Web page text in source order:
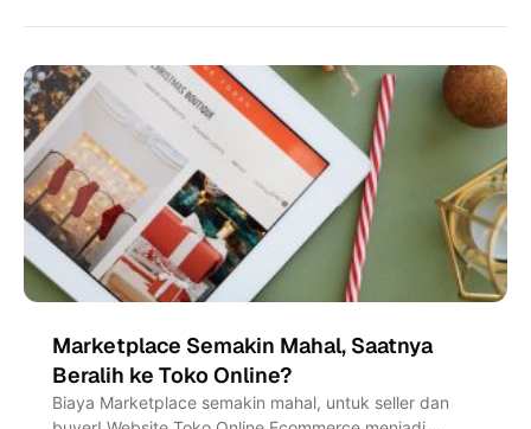
Marketplace Semakin Mahal, Saatnya
Beralih ke Toko Online?
Biaya Marketplace semakin mahal, untuk seller dan